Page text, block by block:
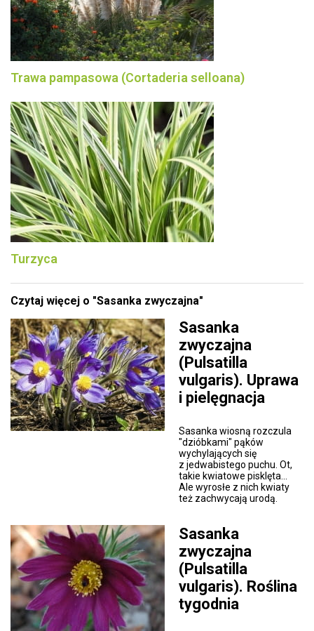
Trawa pampasowa (Cortaderia selloana)
Turzyca
Czytaj więcej o "Sasanka zwyczajna"
Sasanka
zwyczajna
(Pulsatilla
vulgaris). Uprawa
i pielęgnacja
Sasanka wiosną rozczula
"dzióbkami" pąków
wychylających się
z jedwabistego puchu. Ot,
takie kwiatowe pisklęta...
Ale wyrosłe z nich kwiaty
też zachwycają urodą.
Sasanka
zwyczajna
(Pulsatilla
vulgaris). Roślina
tygodnia